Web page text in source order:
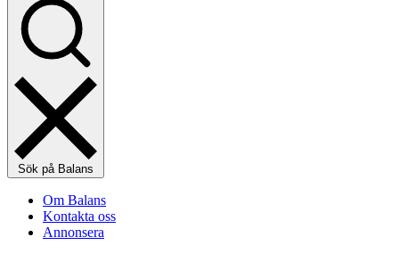
Sök på Balans
Om Balans
Kontakta oss
Annonsera